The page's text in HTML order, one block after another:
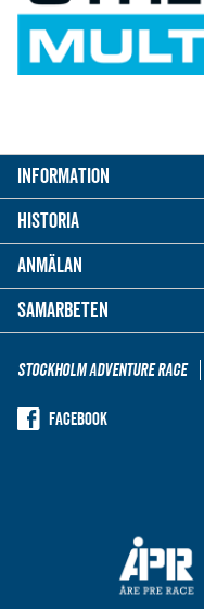
Information
Historia
Anmälan
Samarbeten
Stockholm Adventure Race
Facebook